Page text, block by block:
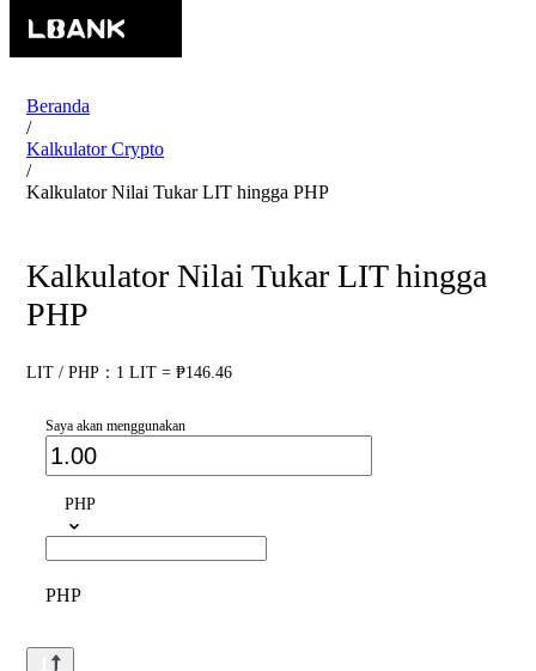
Beranda
/
Kalkulator Crypto
/
Kalkulator Nilai Tukar LIT hingga PHP
Kalkulator Nilai Tukar LIT hingga
PHP
LIT / PHP：1 LIT = ₱146.46
Saya akan menggunakan
PHP
PHP